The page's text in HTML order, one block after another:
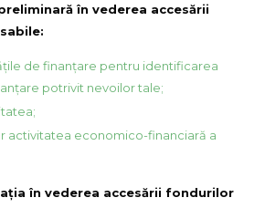
în vederea accesării
de finanțare pentru identificarea
potrivit nevoilor tale;
activitatea economico-financiară a
în vederea accesării fondurilor